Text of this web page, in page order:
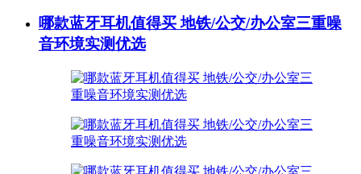
哪款蓝牙耳机值得买 地铁/公交/办公室三重噪
音环境实测优选